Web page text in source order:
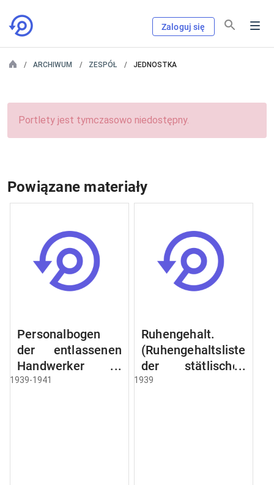
Zaloguj się
ARCHIWUM ZESPÓŁ JEDNOSTKA
Portlety jest tymczasowo niedostępny.
Powiązane materiały
Personalbogen
der entlassenen
Handwerker u.
Arbeiter des
1939-1941
Ruhengehalt.
(Ruhengehaltsliste
der stätlischen
Beamten u.
1939